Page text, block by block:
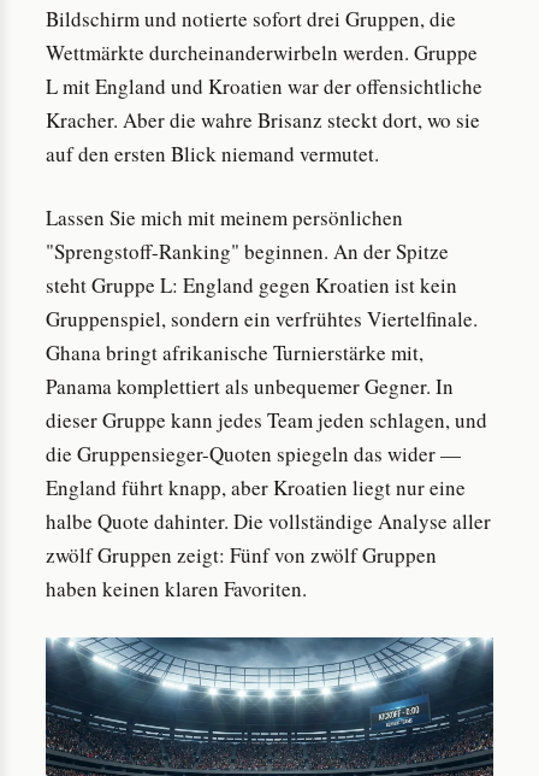
Bildschirm und notierte sofort drei Gruppen, die
Wettmärkte durcheinanderwirbeln werden. Gruppe
L mit England und Kroatien war der offensichtliche
Kracher. Aber die wahre Brisanz steckt dort, wo sie
auf den ersten Blick niemand vermutet.
Lassen Sie mich mit meinem persönlichen
"Sprengstoff-Ranking" beginnen. An der Spitze
steht Gruppe L: England gegen Kroatien ist kein
Gruppenspiel, sondern ein verfrühtes Viertelfinale.
Ghana bringt afrikanische Turnierstärke mit,
Panama komplettiert als unbequemer Gegner. In
dieser Gruppe kann jedes Team jeden schlagen, und
die Gruppensieger-Quoten spiegeln das wider —
England führt knapp, aber Kroatien liegt nur eine
halbe Quote dahinter. Die vollständige Analyse aller
zwölf Gruppen zeigt: Fünf von zwölf Gruppen
haben keinen klaren Favoriten.